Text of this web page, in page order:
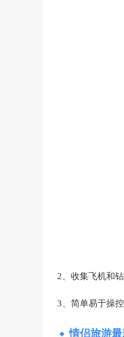
2、收集飞机和
3、简单易于操
情侣旅游